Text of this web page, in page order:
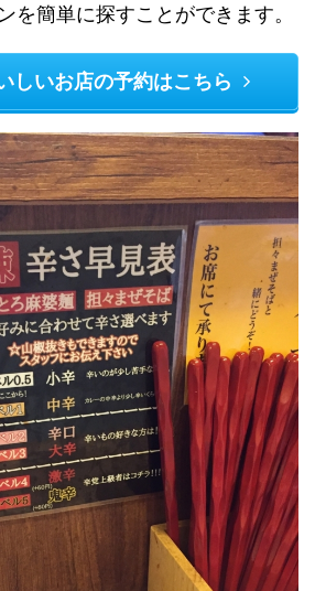
を簡単に探すことができます。
しいお店の予約はこちら